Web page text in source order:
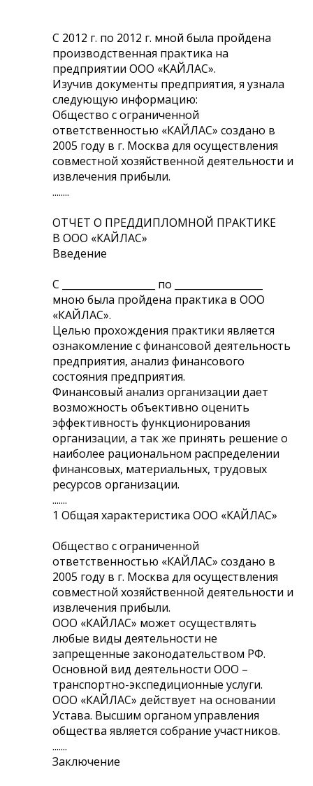
С 2012 г. по 2012 г. мной была пройдена
производственная практика на
предприятии ООО «КАЙЛАС».
Изучив документы предприятия, я узнала
следующую информацию:
Общество с ограниченной
ответственностью «КАЙЛАС» создано в
2005 году в г. Москва для осуществления
совместной хозяйственной деятельности и
извлечения прибыли.
........
ОТЧЕТ О ПРЕДДИПЛОМНОЙ ПРАКТИКЕ
В ООО «КАЙЛАС»
Введение
С ___________________ по __________________
мною была пройдена практика в ООО
«КАЙЛАС».
Целью прохождения практики является
ознакомление с финансовой деятельность
предприятия, анализ финансового
состояния предприятия.
Финансовый анализ организации дает
возможность объективно оценить
эффективность функционирования
организации, а так же принять решение о
наиболее рациональном распределении
финансовых, материальных, трудовых
ресурсов организации.
.......
1 Общая характеристика ООО «КАЙЛАС»
Общество с ограниченной
ответственностью «КАЙЛАС» создано в
2005 году в г. Москва для осуществления
совместной хозяйственной деятельности и
извлечения прибыли.
ООО «КАЙЛАС» может осуществлять
любые виды деятельности не
запрещенные законодательством РФ.
Основной вид деятельности ООО –
транспортно-экспедиционные услуги.
ООО «КАЙЛАС» действует на основании
Устава. Высшим органом управления
общества является собрание участников.
.......
Заключение